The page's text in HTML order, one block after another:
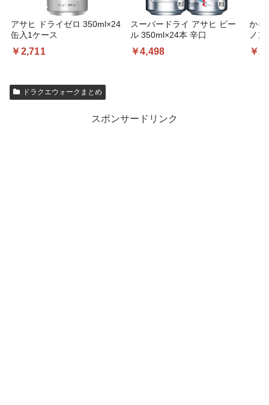
アサヒ ドライゼロ 350ml×24
缶入1ケース
￥2,711
スーパードライ アサヒ ビー
ル 350ml×24本 辛口
￥4,498
から
ノ
24
ロ
￥
ドラクエウォークまとめ
スポンサードリンク